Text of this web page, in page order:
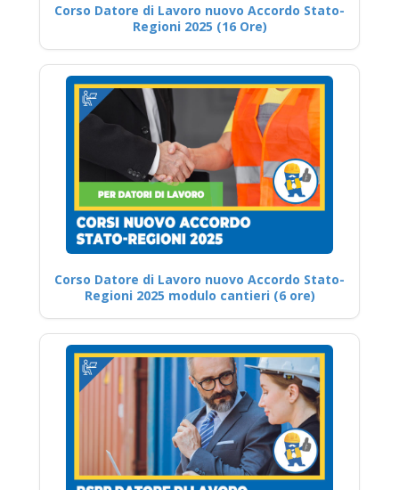
Corso Datore di Lavoro nuovo Accordo Stato-
Regioni 2025 (16 Ore)
Corso Datore di Lavoro nuovo Accordo Stato-
Regioni 2025 modulo cantieri (6 ore)